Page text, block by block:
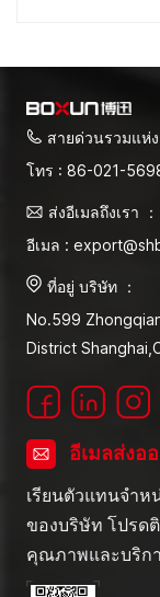
สายด่วนรวมแห่ง
โทร : 86-021-
ส่งอีเมลถึงเรา ：
อีเมล :
ที่อยู่ บริษัท ：
No.599
District
อีเมลส่งอ
เรียนตัวแทนจำ
ของบริษัท โปรด
คุณภาพและบริก